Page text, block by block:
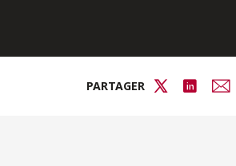
PARTAGER